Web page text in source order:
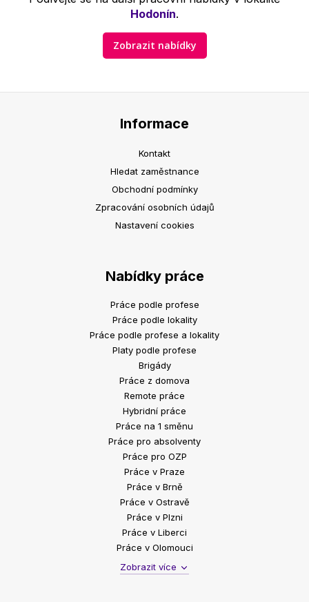
Hodonín.
Zobrazit nabídky
Informace
Kontakt
Hledat zaměstnance
Obchodní podmínky
Zpracování osobních údajů
Nastavení cookies
Nabídky práce
Práce podle profese
Práce podle lokality
Práce podle profese a lokality
Platy podle profese
Brigády
Práce z domova
Remote práce
Hybridní práce
Práce na 1 směnu
Práce pro absolventy
Práce pro OZP
Práce v Praze
Práce v Brně
Práce v Ostravě
Práce v Plzni
Práce v Liberci
Práce v Olomouci
Zobrazit více